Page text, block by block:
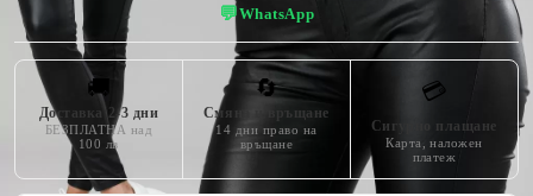
💬WhatsApp
🚚
Доставка 2-3 дни
БЕЗПЛАТНА над
100 лв
🔄
Смяна и връщане
14 дни право на
връщане
💳
Сигурно плащане
Карта, наложен
платеж